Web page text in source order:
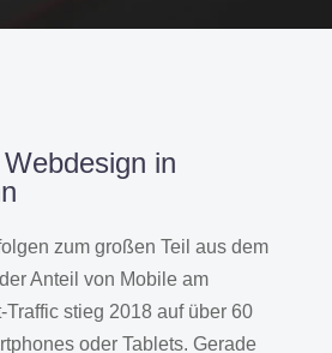
in
zum großen Teil aus dem
Anteil von Mobile am
Traffic stieg 2018 auf über 60
oder Tablets. Gerade